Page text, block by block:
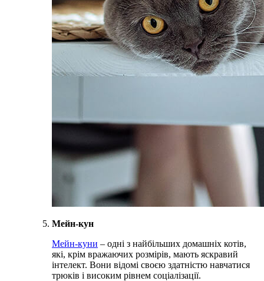
Мейн-кун
Мейн-куни – одні з найбільших домашніх котів,
які, крім вражаючих розмірів, мають яскравий
інтелект. Вони відомі своєю здатністю навчатися
трюків і високим рівнем соціалізації.